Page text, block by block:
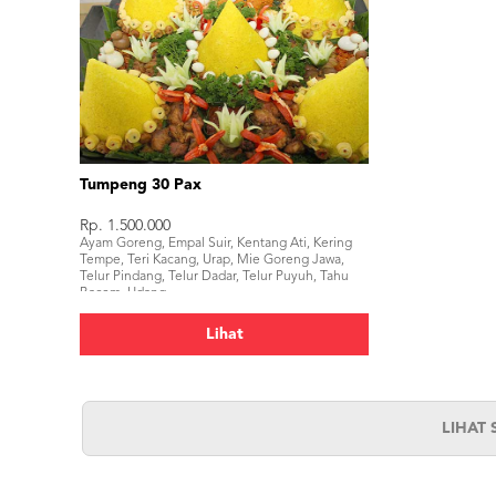
Tumpeng 30 Pax
Rp. 1.500.000
Ayam Goreng, Empal Suir, Kentang Ati, Kering
Tempe, Teri Kacang, Urap, Mie Goreng Jawa,
Telur Pindang, Telur Dadar, Telur Puyuh, Tahu
Bacem, Udang.
Lihat
LIHAT